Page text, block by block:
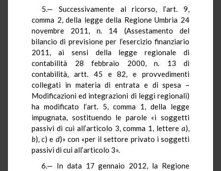
5.— Successivamente al ricorso, l’art. 9,
comma 2, della legge della Regione Umbria 24
novembre 2011, n. 14 (Assestamento del
bilancio di previsione per l’esercizio finanziario
2011, ai sensi della legge regionale di
contabilità 28 febbraio 2000, n. 13 di
contabilità, artt. 45 e 82, e provvedimenti
collegati in materia di entrata e di spesa –
Modificazioni ed integrazioni di leggi regionali)
ha modificato l’art. 5, comma 1, della legge
impugnata, sostituendo le parole «i soggetti
passivi di cui all’articolo 3, comma 1, lettere a),
b),c) e d)» con «per il settore privato i soggetti
passivi di cui all’articolo 3».
6.— In data 17 gennaio 2012, la Regione